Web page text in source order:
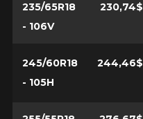
235/65R18
- 106V
230,74$
245/60R18
- 105H
244,46$